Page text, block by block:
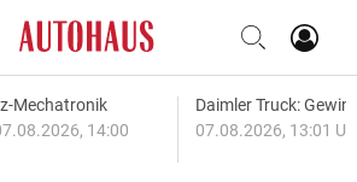
Mechatronik
14:00
Daimler Truck:
07.08.2026, 13:01